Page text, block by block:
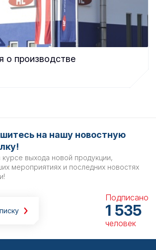
о производстве
на нашу новостную
курсе выхода новой продукции,
мероприятиях и последних новостях
Подписано
1 535
человек